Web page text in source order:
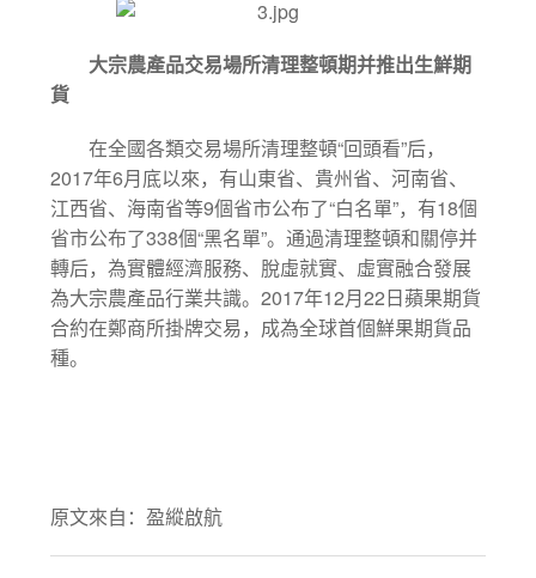
大宗農產品交易場所清理整頓期并推出生鮮期
貨
在全國各類交易場所清理整頓“回頭看”后，
2017年6月底以來，有山東省、貴州省、河南省、
江西省、海南省等9個省市公布了“白名單”，有18個
省市公布了338個“黑名單”。通過清理整頓和關停并
轉后，為實體經濟服務、脫虛就實、虛實融合發展
為大宗農產品行業共識。2017年12月22 日蘋果期貨
合約在鄭商所掛牌交易，成為全球首個鮮果期貨品
種。
原文來自：盈縱啟航